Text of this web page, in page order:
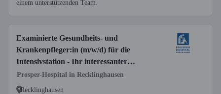
einem unterstützenden Team.
Examinierte Gesundheits- und
Krankenpfleger:in (m/w/d) für die
Intensivstation - Ihr interessanter
Arbeitsplatz in einem modernen
Krankenhaus!
Prosper-Hospital in Recklinghausen
Recklinghausen